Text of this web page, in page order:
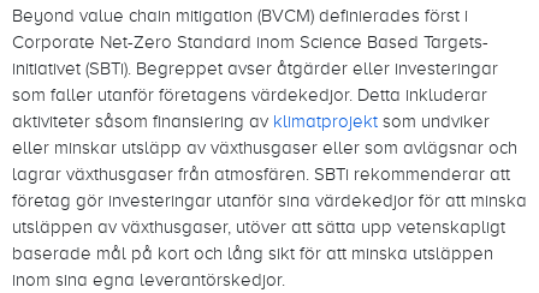
Beyond value chain mitigation (BVCM) definierades först i
Corporate Net-Zero Standard inom Science Based Targets-
initiativet (SBTi). Begreppet avser åtgärder eller investeringar
som faller utanför företagens värdekedjor. Detta inkluderar
aktiviteter såsom finansiering av klimatprojektsom undviker
eller minskar utsläpp av växthusgaser eller som avlägsnar och
lagrar växthusgaser från atmosfären. SBTi rekommenderar att
företag gör investeringar utanför sina värdekedjor för att minska
utsläppen av växthusgaser, utöver att sätta upp vetenskapligt
baserade mål på kort och lång sikt för att minska utsläppen
inom sina egna leverantörskedjor.